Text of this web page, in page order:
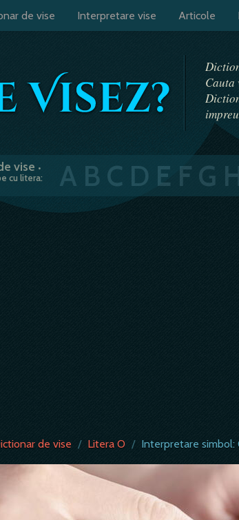
de vise Interpretare vise Articole
Cauta
vise •
cu litera:
A B C D E F G
de vise / Litera O / Interpretare simbol: